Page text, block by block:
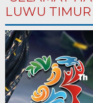
LUWU TIMUR